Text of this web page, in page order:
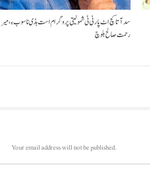
سد آتا کچ اٹ پارٹی ٹی شمولیتی پروگرام است بڈی نا سوب ءِ،میر
رحمت صالح بلوچ
Your email address will not be published.